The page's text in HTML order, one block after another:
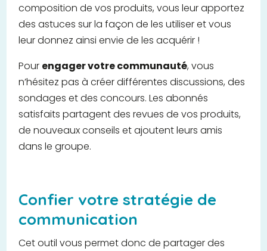
composition de vos produits, vous leur apportez
des astuces sur la façon de les utiliser et vous
leur donnez ainsi envie de les acquérir !
Pour engager votre communauté, vous
n’hésitez pas à créer différentes discussions, des
sondages et des concours. Les abonnés
satisfaits partagent des revues de vos produits,
de nouveaux conseils et ajoutent leurs amis
dans le groupe.
Confier votre stratégie de
communication
Cet outil vous permet donc de partager des